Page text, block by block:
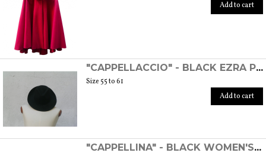
Add to cart
"CAPPELLACCIO" - BLACK EZRA POUND HAT
Size 55 to 61
Add to cart
"CAPPELLINA" - BLACK WOMEN'S WOOL FELT HAT